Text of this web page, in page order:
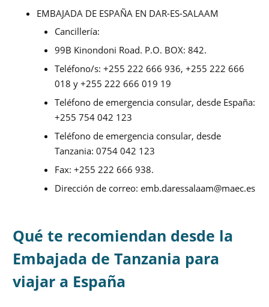
EMBAJADA DE ESPAÑA EN DAR-ES-SALAAM
Cancillería:
99B Kinondoni Road. P.O. BOX: 842.
Teléfono/s: +255 222 666 936, +255 222 666
018 y +255 222 666 019 19
Teléfono de emergencia consular, desde España:
+255 754 042 123
Teléfono de emergencia consular, desde
Tanzania: 0754 042 123
Fax: +255 222 666 938.
Dirección de correo: emb.daressalaam@maec.es
Qué te recomiendan desde la
Embajada de Tanzania para
viajar a España